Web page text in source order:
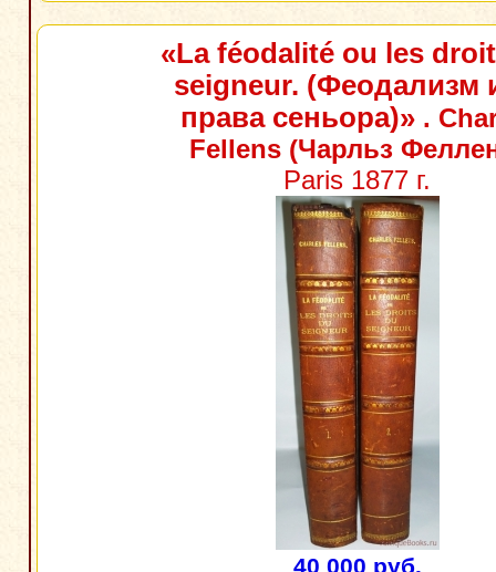
«La féodalité ou les
seigneur. (Феодализм
права сеньора)».
Fellens (Чарльз
Paris 1877 г.